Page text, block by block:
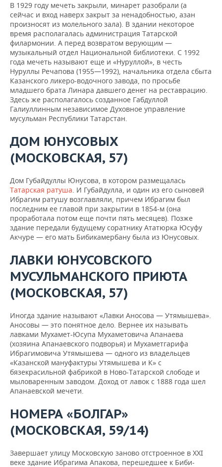
В 1929 году мечеть закрыли, минарет разобрали (а
сейчас и вход наверх закрыт за ненадобностью, азан
произносят из молельного зала). В здании некоторое
время располагалась администрация Татарской
филармонии. А перед возвратом верующим —
музыкальный отдел Национальной библиотеки. С 1992
года мечеть называют еще и «Нуруллой», в честь
Нуруллы Речапова (1955—1992), начальника отдела сбыта
Казанского ликеро-водочного завода, по просьбе
младшего брата Линара давшего денег на реставрацию.
Здесь же располагалось созданное Габдуллой
Галиуллинным независимое Духовное управление
мусульман Республики Татарстан.
ДОМ ЮНУСОВЫХ
(МОСКОВСКАЯ, 57)
Дом Губайдуллы Юнусова, в котором размещалась
Татарская ратуша. И Губайдулла, и один из его сыновей
Ибрагим ратушу возглавляли, причем Ибрагим был
последним ее главой при закрытии в 1854-м (она
проработала потом еще почти пять месяцев). Позже
здание передали будущему соратнику Ататюрка Юсуфу
Акчуре — его мать Бибикамербану была из Юнусовых.
ЛАВКИ ЮНУСОВСКОГО
МУСУЛЬМАНСКОГО ПРИЮТА
(МОСКОВСКАЯ, 57)
Иногда здание называют «Лавки Аносова — Утямышева».
Аносовы — это понятное дело. Вернее их называть
лавками Мухамет-Юсупа Мухаметовича Апанаева
(хозяина Апанаевского подворья) и Мухаметгарифа
Ибрагимовича Утямышева — одного из владельцев
«Казанской мануфактуры Утямышева и К» с
бязекрасильной фабрикой в Ново-Татарской слободе и
мыловаренным заводом. Доход от лавок с 1888 года шел
Апанаевской мечети.
НОМЕРА «БОЛГАР»
(МОСКОВСКАЯ, 59/14)
Завершает улицу Московскую заново отстроенное в XXI
веке здание Ибрагима Апакова, перешедшее к Биби-